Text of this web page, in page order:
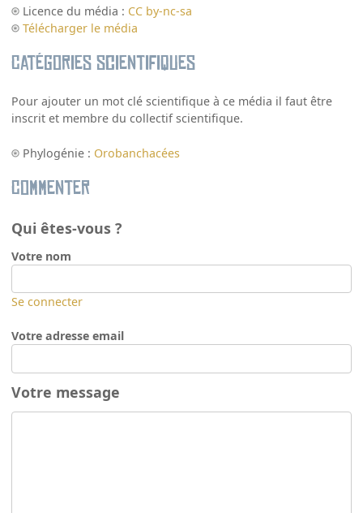
Licence du média : CC by-nc-sa
Télécharger le média
Catégories scientifiques
Pour ajouter un mot clé scientifique à ce média il faut être
inscrit et membre du collectif scientifique.
Phylogénie : Orobanchacées
Commenter
Qui êtes-vous ?
Votre nom
Se connecter
Votre adresse email
Votre message